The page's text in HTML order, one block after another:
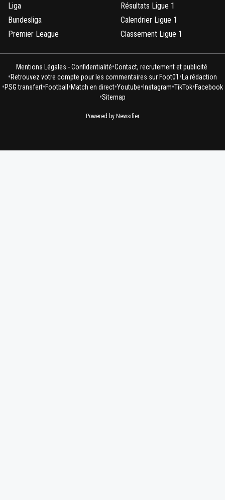
Liga
Bundesliga
Premier League
Résultats Ligue 1
Calendrier Ligue 1
Classement Ligue 1
Mentions Légales - Confidentialité•Contact, recrutement et publicité
•Retrouvez votre compte pour les commentaires sur Foot01 • La rédaction
•PSG transfert•Football •Match en direct•Youtube• Instagram•TikTok•Facebook
•Sitemap
Powered by Newsifier